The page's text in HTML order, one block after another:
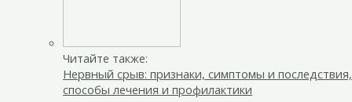
Читайте также:
Нервный срыв: признаки, симптомы и последствия,
способы лечения и профилактики